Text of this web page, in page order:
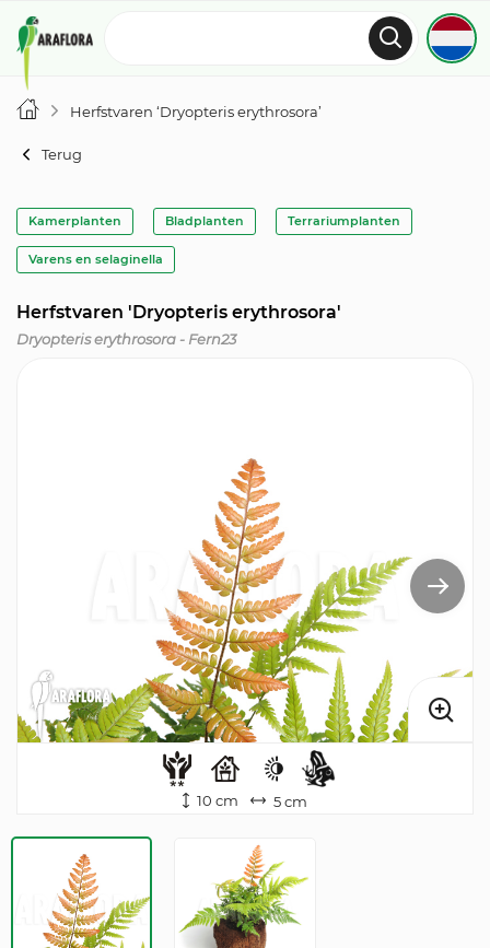
Herfstvaren ‘Dryopteris erythrosora’
Terug
Kamerplanten Bladplanten Terrariumplanten
Varens en selaginella
Herfstvaren 'Dryopteris erythrosora'
Dryopteris erythrosora - Fern23
10 cm 5 cm